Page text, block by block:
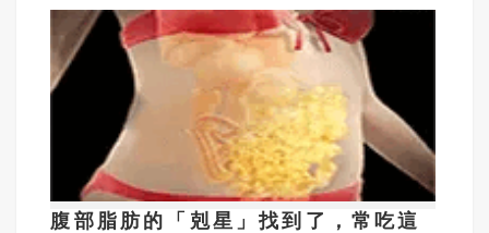
腹部脂肪的「剋星」找到了，常吃這